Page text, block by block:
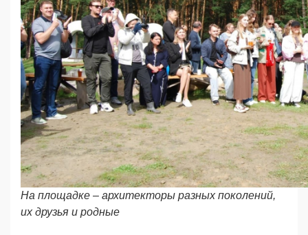
На площадке – архитекторы разных поколений,
их друзья и родные